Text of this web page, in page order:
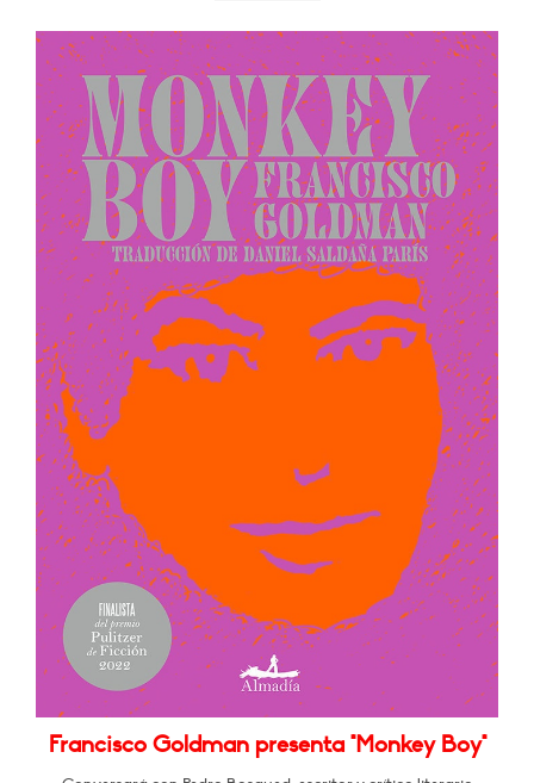
Francisco Goldman presenta "Monkey Boy"